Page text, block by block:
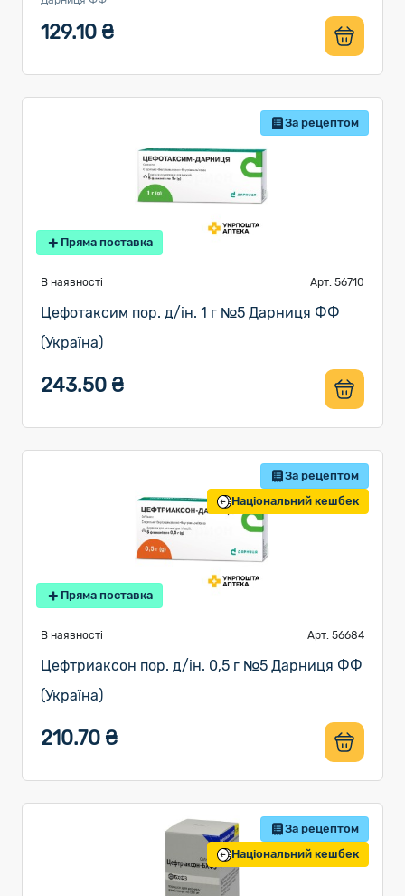
129.10 ₴
За рецептом
Пряма поставка
В наявності Арт. 56710
Цефотаксим пор. д/ін. 1 г №5 Дарниця ФФ
(Україна)
243.50 ₴
За рецептом
Національний кешбек
Пряма поставка
В наявності Арт. 56684
Цефтриаксон пор. д/ін. 0,5 г №5 Дарниця ФФ
(Україна)
210.70 ₴
За рецептом
Національний кешбек